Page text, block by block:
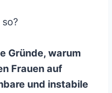
Gründe, warum
Frauen auf
und instabile